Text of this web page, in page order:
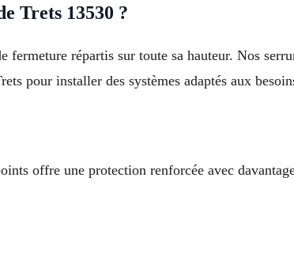
Trets 13530 ?
répartis sur toute sa hauteur. Nos
pour installer des systèmes adaptés aux
offre une protection renforcée avec